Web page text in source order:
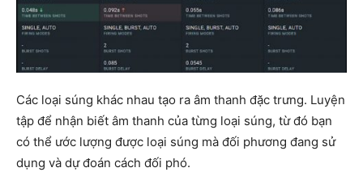
Các loại súng khác nhau tạo ra âm thanh đặc trưng. Luyện
tập để nhận biết âm thanh của từng loại súng, từ đó bạn
có thể ước lượng được loại súng mà đối phương đang sử
dụng và dự đoán cách đối phó.